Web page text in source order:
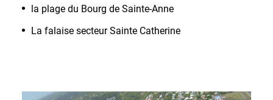
la plage du Bourg de Sainte-Anne
La falaise secteur Sainte Catherine